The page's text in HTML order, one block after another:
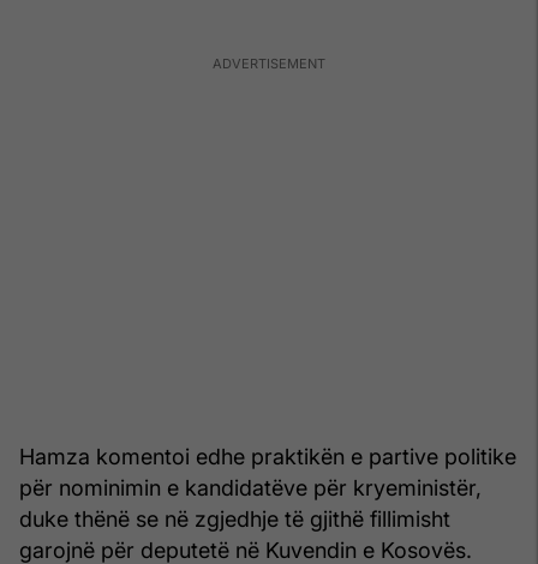
Hamza komentoi edhe praktikën e partive politike
për nominimin e kandidatëve për kryeministër,
duke thënë se në zgjedhje të gjithë fillimisht
garojnë për deputetë në Kuvendin e Kosovës.